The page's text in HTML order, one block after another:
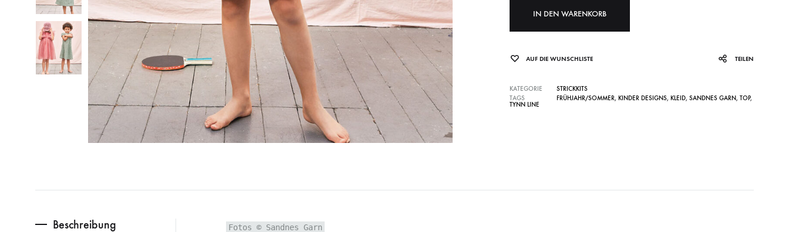
IN DEN WARENKORB
AUF DIE WUNSCHLISTE TEILEN
KATEGORIE
STRICKKITS
TAGS
FRÜHJAHR/SOMMER, KINDER DESIGNS, KLEID, SANDNES GARN, TOP,
TYNN LINE
Beschreibung Fotos © Sandnes Garn